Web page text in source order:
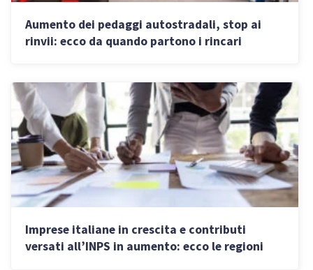
Aumento dei pedaggi autostradali, stop ai
rinvii: ecco da quando partono i rincari
Imprese italiane in crescita e contributi
versati all’INPS in aumento: ecco le regioni